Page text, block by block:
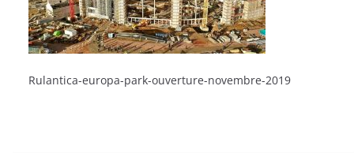
Rulantica-europa-park-ouverture-novembre-2019